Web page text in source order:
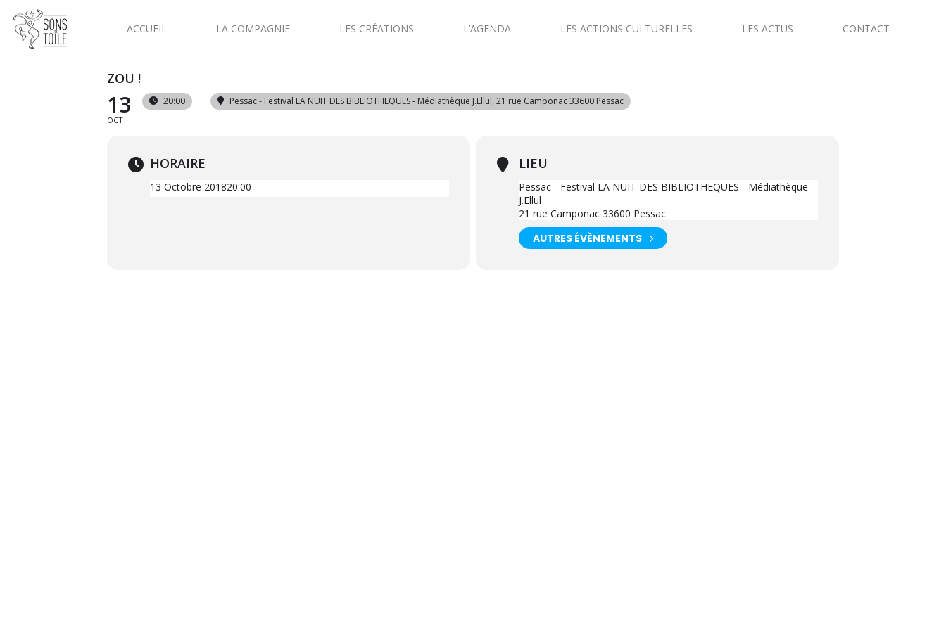
ACCUEIL LA COMPAGNIE LES CRÉATIONS L’AGENDA LES ACTIONS CULTURELLES LES ACTUS CONTACT
ZOU !
13
OCT
20:00 Pessac - Festival LA NUIT DES BIBLIOTHEQUES - Médiathèque J.Ellul, 21 rue Camponac 33600 Pessac
HORAIRE
13 Octobre 201820:00
LIEU
Pessac - Festival LA NUIT DES BIBLIOTHEQUES - Médiathèque
J.Ellul
21 rue Camponac 33600 Pessac
AUTRES ÉVÈNEMENTS